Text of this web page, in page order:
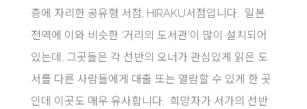
층에 자리한 공유형 서점, HIRAKU서점입니다. 일본
전역에 이와 비슷한 ‘거리의 도서관’이 많이 설치되어
있는데, 그곳들은 각 선반의 오너가 관심있게 읽은 도
서를 다른 사람들에게 대출 또는 열람할 수 있게 한 곳
인데 이곳도 매우 유사합니다. 희망자가 서가의 선반